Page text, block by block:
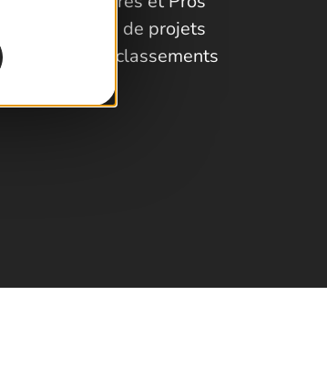
Porteurs de projets
Labels et classements